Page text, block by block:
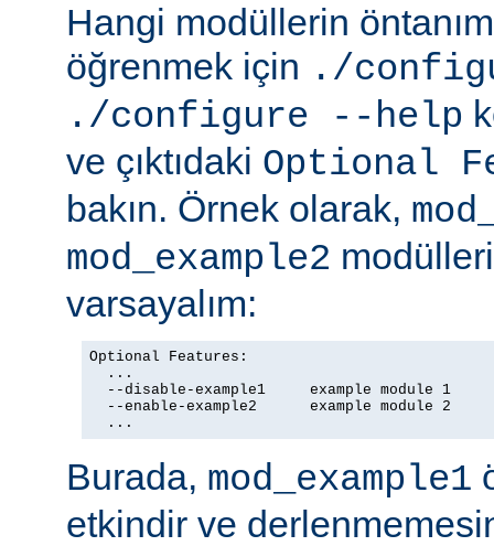
Hangi modüllerin
öğrenmek için ./
./configure --help
ve çıktıdaki Optional
bakın. Örnek olarak,
mod_example2
varsayalım:
Optional Features:
  ...
  --disable-example1     example module 1
  --enable-example2      example module 2
  ...
Burada, mod_example1
etkindir ve